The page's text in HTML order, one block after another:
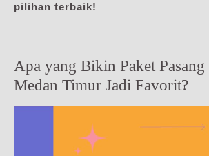
pilihan terbaik!
Apa yang Bikin Paket
Medan Timur Jadi Favorit?